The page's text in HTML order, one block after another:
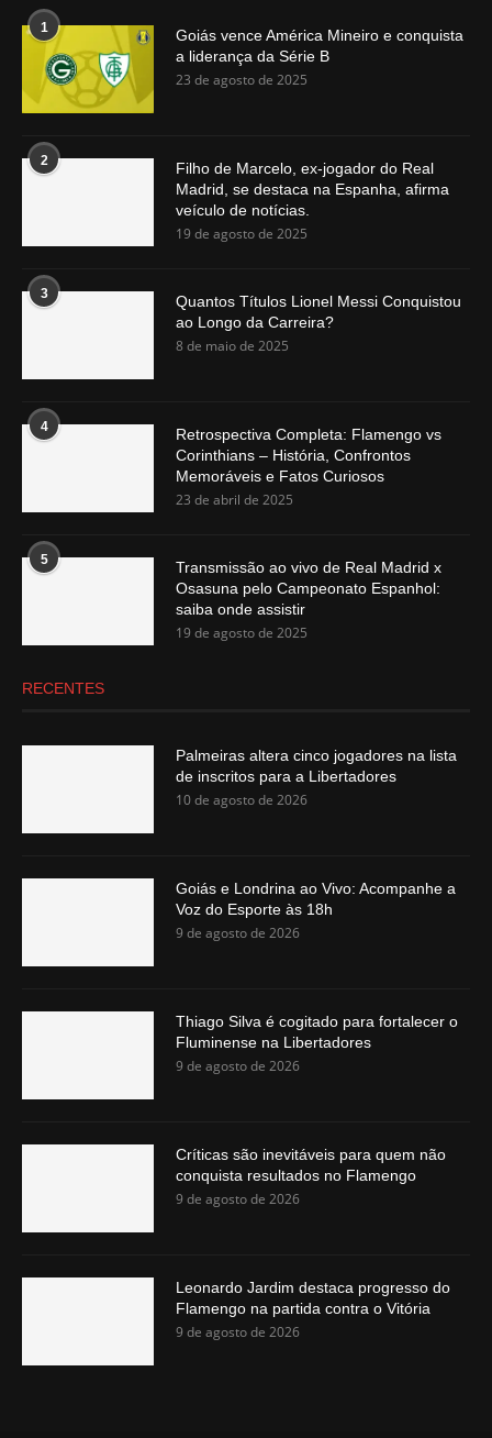
1
Goiás vence América Mineiro e conquista
a liderança da Série B
23 de agosto de 2025
2
Filho de Marcelo, ex-jogador do Real
Madrid, se destaca na Espanha, afirma
veículo de notícias.
19 de agosto de 2025
3
Quantos Títulos Lionel Messi Conquistou
ao Longo da Carreira?
8 de maio de 2025
4
Retrospectiva Completa: Flamengo vs
Corinthians – História, Confrontos
Memoráveis e Fatos Curiosos
23 de abril de 2025
5
Transmissão ao vivo de Real Madrid x
Osasuna pelo Campeonato Espanhol:
saiba onde assistir
19 de agosto de 2025
RECENTES
Palmeiras altera cinco jogadores na lista
de inscritos para a Libertadores
10 de agosto de 2026
Goiás e Londrina ao Vivo: Acompanhe a
Voz do Esporte às 18h
9 de agosto de 2026
Thiago Silva é cogitado para fortalecer o
Fluminense na Libertadores
9 de agosto de 2026
Críticas são inevitáveis para quem não
conquista resultados no Flamengo
9 de agosto de 2026
Leonardo Jardim destaca progresso do
Flamengo na partida contra o Vitória
9 de agosto de 2026